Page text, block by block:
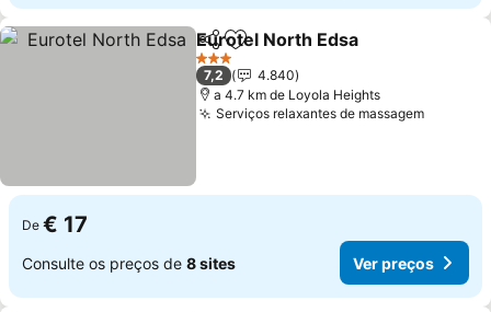
PartilharAdicionar aos favoritos
Eurotel North Edsa
3 Estrelas
7,2
4.840
a 4.7 km de Loyola Heights
Serviços relaxantes de massagemVer
De € 17
Consulte os preços de 8 sites Ver preços